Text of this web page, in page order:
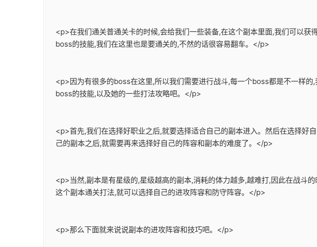
<p>在我们通关普通关卡的时候,会给我们一些装备,在这个副本里面,我们可以
boss的技能,我们在这里也是要通关的,不然的话很容易翻车。</p>
<p>因为有很多的boss在这里,所以我们需要进行战斗,每一个boss都是不一样
boss的技能,以及她的一些打法攻略吧。</p>
<p>首先,我们在选择好职业之后,就要选择适合自己的副本进入。然后在选择好
己的副本之后,就需要再来选择好自己的阵容和副本的难度了。</p>
<p>当然,副本是有星级的,星级越高的副本,消耗的体力越多,越难打,因此在战斗
这个副本通关打法,就可以选择自己的进攻阵容和防守阵容。</p>
<p>那么下面就来说说副本的进攻阵容和技巧吧。</p>